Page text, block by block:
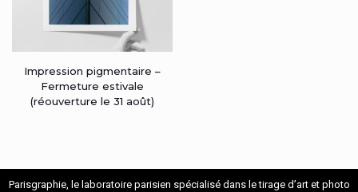
Impression pigmentaire –
Fermeture estivale
(réouverture le 31 août)
Parisgraphie, le laboratoire parisien spécialisé dans le tirage d’art et photo